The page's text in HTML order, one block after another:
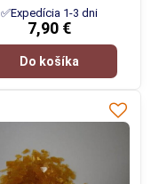
✅Expedícia 1-3 dni
7,90 €
Do košíka